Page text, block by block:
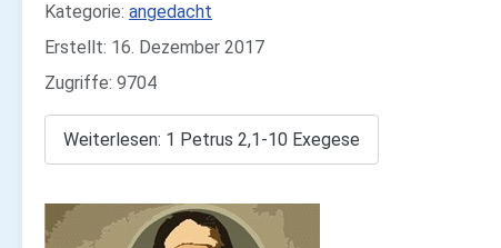
Kategorie: angedacht
Erstellt: 16. Dezember 2017
Zugriffe: 9704
Weiterlesen: 1 Petrus 2,1-10 Exegese